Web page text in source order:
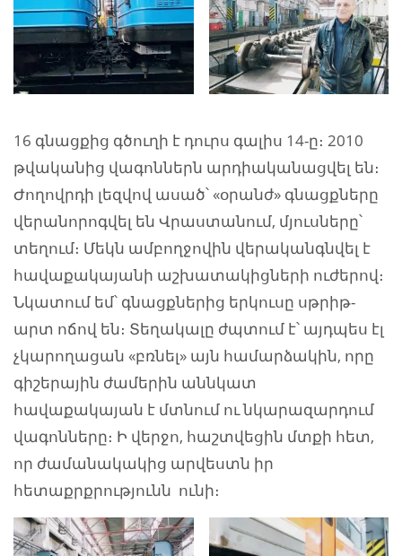
16 գնացքից գծուղի է դուրս գալիս 14-ը։ 2010
թվականից վագոններն արդիականացվել են։
Ժողովրդի լեզվով ասած՝ «օրանժ» գնացքները
վերանորոգվել են Վրաստանում, մյուսները՝
տեղում։ Մեկն ամբողջովին վերականգնվել է
հավաքակայանի աշխատակիցների ուժերով։
Նկատում եմ՝ գնացքներից երկուսը սթրիթ-
արտ ոճով են։ Տեղակալը ժպտում է՝ այդպես էլ
չկարողացան «բռնել» այն համարձակին, որը
գիշերային ժամերին աննկատ
հավաքակայան է մտնում ու նկարազարդում
վագոնները։ Ի վերջո, հաշտվեցին մտքի հետ,
որ ժամանակակից արվեստն իր
հետաքրքրությունն ունի։